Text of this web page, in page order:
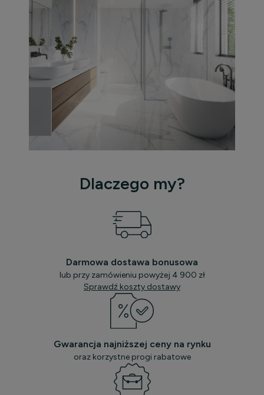
Dlaczego my?
Darmowa dostawa bonusowa
lub przy zamówieniu powyżej 4 900 zł
Sprawdź koszty dostawy
Gwarancja najniższej ceny na rynku
oraz korzystne progi rabatowe